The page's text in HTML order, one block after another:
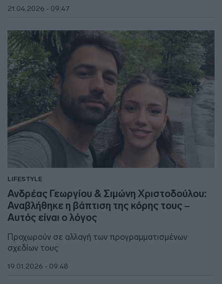
21.04.2026 - 09:47
LIFESTYLE
Ανδρέας Γεωργίου & Σιμώνη Χριστοδούλου:
Αναβλήθηκε η βάπτιση της κόρης τους –
Αυτός είναι ο λόγος
Προχωρούν σε αλλαγή των προγραμματισμένων
σχεδίων τους
19.01.2026 - 09:48